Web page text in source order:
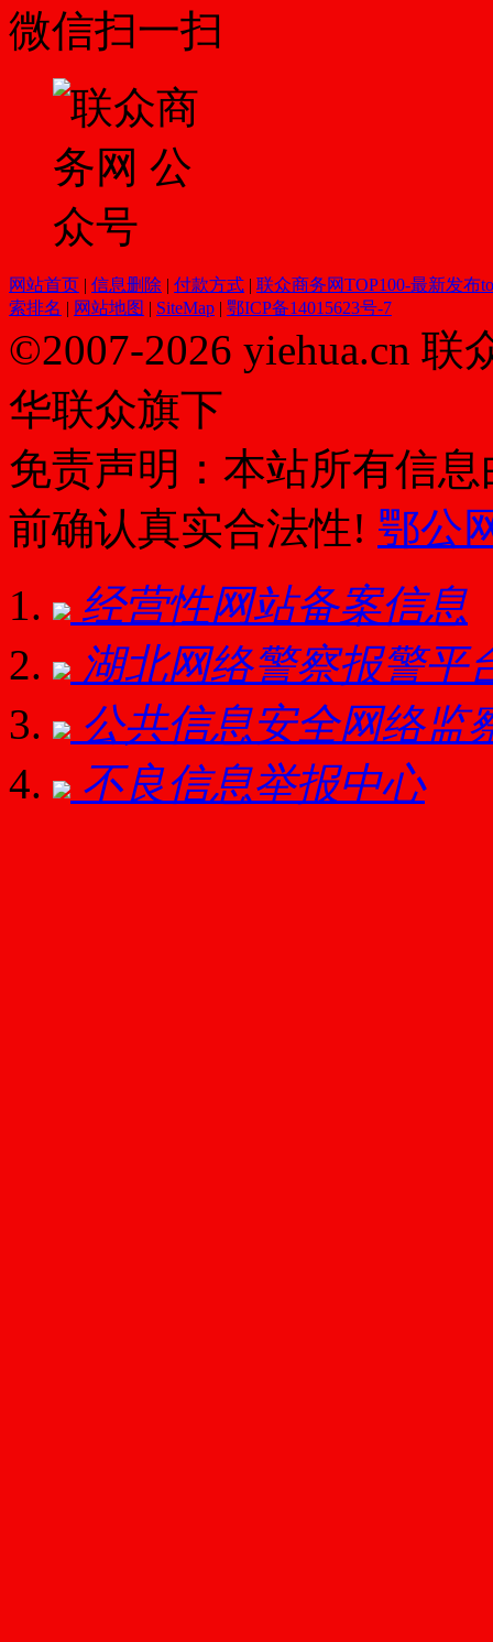
微信扫一扫
网站首页 | 信息删除 | 付款方式 | 联众商务网TOP100-最新发布
索排名 | 网站地图 | SiteMap | 鄂ICP备14015623号-7
©2007-2026 yiehua.cn
华联众旗下
免责声明：本站所有信
前确认真实合法性! 鄂公
经营性网站备案信息
湖北网络警察报警平
公共信息安全网络监
不良信息举报中心